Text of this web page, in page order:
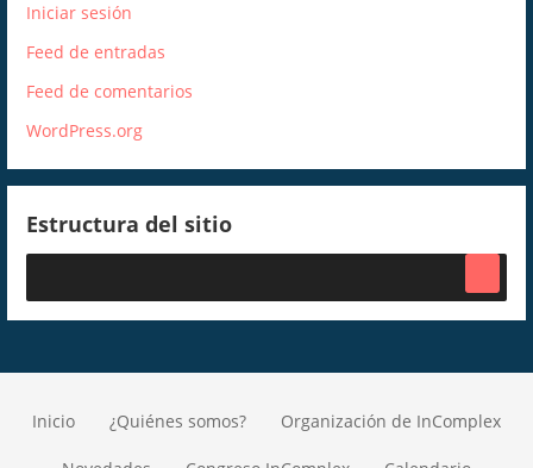
Iniciar sesión
Feed de entradas
Feed de comentarios
WordPress.org
Estructura del sitio
Inicio ¿Quiénes somos? Organización de InComplex